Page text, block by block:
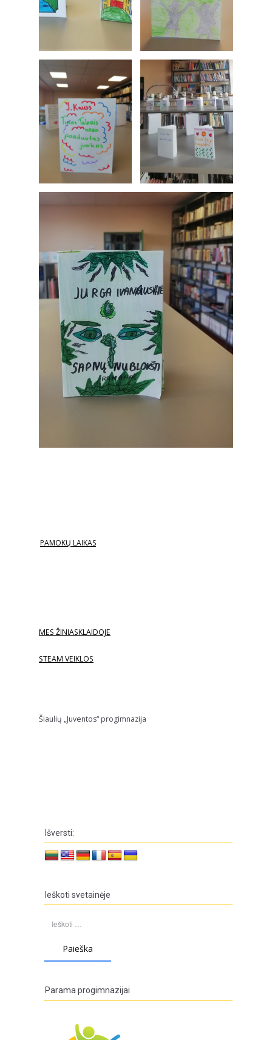
PAMOKŲ LAIKAS
MES ŽINIASKLAIDOJE
STEAM VEIKLOS
Šiaulių „Juventos“ progimnazija
Išversti:
Ieškoti svetainėje
Parama progimnazijai